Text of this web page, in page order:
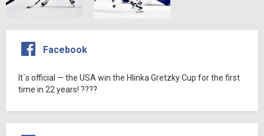
Facebook
It´s official — the USA win the Hlinka Gretzky Cup for the first
time in 22 years! ????